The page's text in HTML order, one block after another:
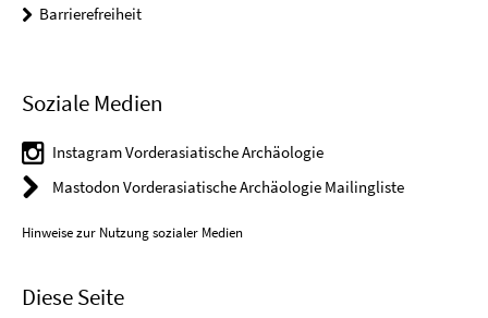
Barrierefreiheit
Soziale Medien
Instagram Vorderasiatische Archäologie
Mastodon Vorderasiatische Archäologie Mailingliste
Hinweise zur Nutzung sozialer Medien
Diese Seite